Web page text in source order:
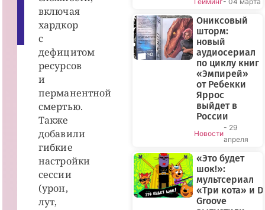
включая
хардкор
с
дефицитом
ресурсов
и
перманентной
смертью.
Также
добавили
гибкие
настройки
сессии
(урон,
лут,
Ониксовый
шторм:
новый
аудиосериал
по циклу книг
«Эмпирей»
от Ребекки
Яррос
выйдет в
России
Новости
- 29
апреля
«Это будет
шок!»:
мультсериал
«Три кота» и
Groove